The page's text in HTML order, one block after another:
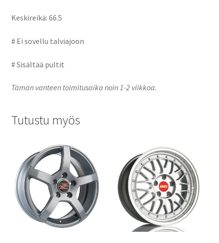
Keskireikä: 66.5
# Ei sovellu talviajoon
# Sisältää pultit
Tämän vanteen toimitusaika noin 1-2 viikkoa.
Tutustu myös